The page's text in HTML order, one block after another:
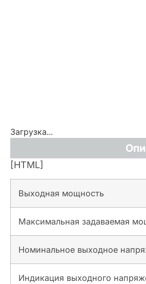
Загрузка...
[HTML]
Выходная мощность
Максимальная задаваемая
Номинальное выходное
Индикация выходного